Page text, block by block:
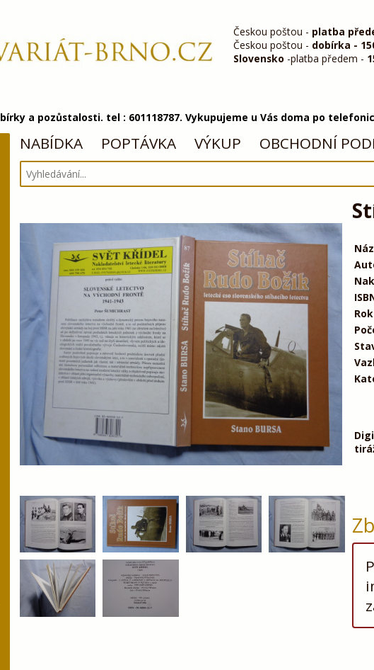
Českou poštou - platba
Českou poštou - dobírka -
Slovensko -platba předem -
a pozůstalosti. tel : 601118787. Vykupujeme u Vás doma po
NABÍDKA POPTÁVKA VÝKUP OBCHODNÍ